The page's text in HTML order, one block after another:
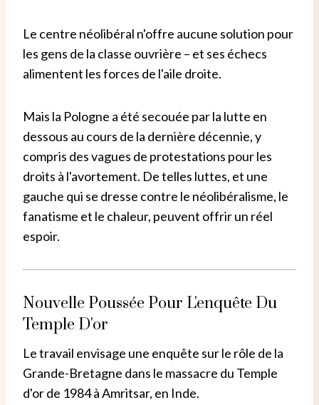
Le centre néolibéral n'offre aucune solution pour
les gens de la classe ouvrière – et ses échecs
alimentent les forces de l'aile droite.
Mais la Pologne a été secouée par la lutte en
dessous au cours de la dernière décennie, y
compris des vagues de protestations pour les
droits à l'avortement. De telles luttes, et une
gauche qui se dresse contre le néolibéralisme, le
fanatisme et le chaleur, peuvent offrir un réel
espoir.
Nouvelle Poussée Pour L'enquête Du
Temple D'or
Le travail envisage une enquête sur le rôle de la
Grande-Bretagne dans le massacre du Temple
d'or de 1984 à Amritsar, en Inde.